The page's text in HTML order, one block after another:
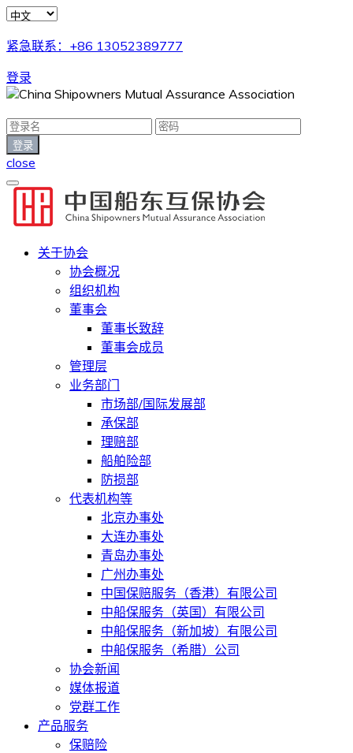
紧急联系：+86 13052389777
登录
close
关于协会
协会概况
组织机构
董事会
董事长致辞
董事会成员
管理层
业务部门
市场部/国际发展部
承保部
理赔部
船舶险部
防损部
代表机构等
北京办事处
大连办事处
青岛办事处
广州办事处
中国保赔服务（香港）有限公司
中船保服务（英国）有限公司
中船保服务（新加坡）有限公司
中船保服务（希腊）公司
协会新闻
媒体报道
党群工作
产品服务
保赔险